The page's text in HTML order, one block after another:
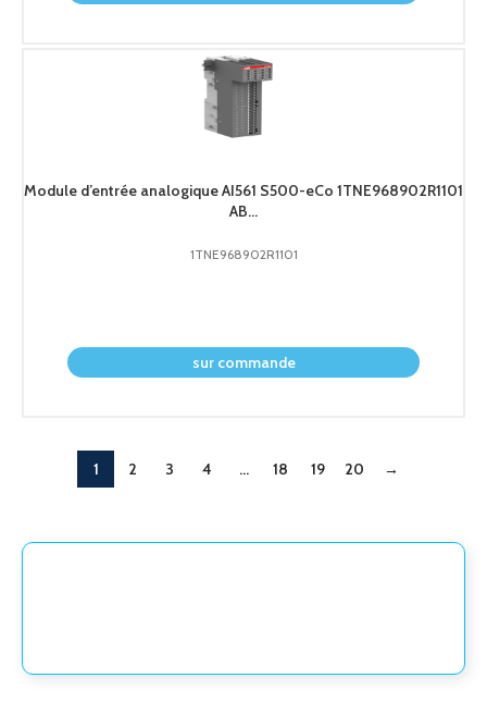
Module d’entrée analogique AI561 S500-eCo 1TNE968902R1101
AB...
1TNE968902R1101
sur commande
1 2 3 4 … 18 19 20 →